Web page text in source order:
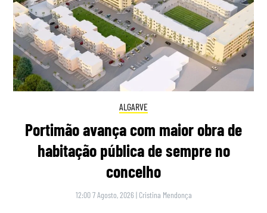
ALGARVE
Portimão avança com maior obra de
habitação pública de sempre no
concelho
12:00 7 Agosto, 2026 | Cristina Mendonça